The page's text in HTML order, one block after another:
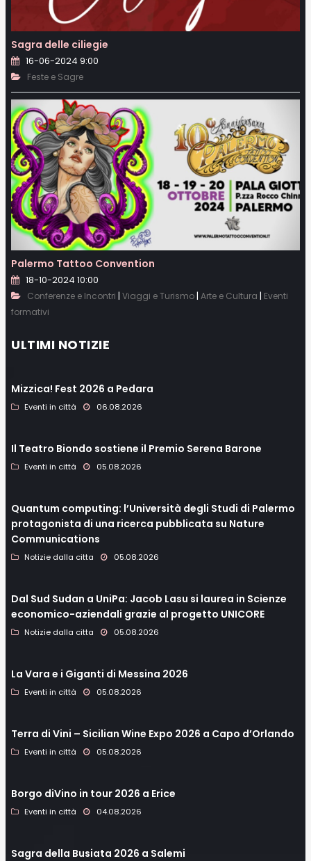
Sagra delle ciliegie
16-06-2024 9:00
Feste e Sagre
Palermo Tattoo Convention
18-10-2024 10:00
Conferenze e Incontri | Viaggi e Turismo| Arte e Cultura | Eventi
formativi
ULTIMI NOTIZIE
Mizzica! Fest 2026 a Pedara
Eventi in città 06.08.2026
Il Teatro Biondo sostiene il Premio Serena Barone
Eventi in città 05.08.2026
Quantum computing: l’Università degli Studi di Palermo
protagonista di una ricerca pubblicata su Nature
Communications
Notizie dalla citta 05.08.2026
Dal Sud Sudan a UniPa: Jacob Lasu si laurea in Scienze
economico-aziendali grazie al progetto UNICORE
Notizie dalla citta 05.08.2026
La Vara e i Giganti di Messina 2026
Eventi in città 05.08.2026
Terra di Vini – Sicilian Wine Expo 2026 a Capo d’Orlando
Eventi in città 05.08.2026
Borgo diVino in tour 2026 a Erice
Eventi in città 04.08.2026
Sagra della Busiata 2026 a Salemi